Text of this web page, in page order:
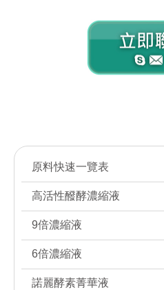
原料快速一覽表
高活性醱酵濃縮液
9倍濃縮液
6倍濃縮液
諾麗酵素菁華液